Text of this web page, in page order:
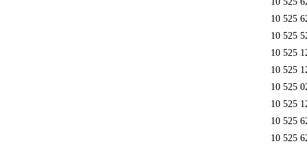
10 525
10 525
10 525
10 525
10 525
10 525
10 525
10 525